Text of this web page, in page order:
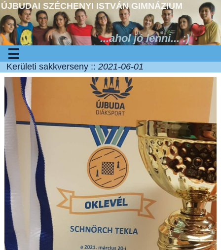
ÚJBUDAI SZÉCHENYI ISTVÁN GIMNÁZIUM
...ahol jó lenni... :)
Kerületi sakkverseny ::2021-06-01